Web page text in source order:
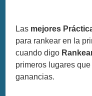
Las mejores
para rankear en la
cuando digo
primeros lugares
ganancias.